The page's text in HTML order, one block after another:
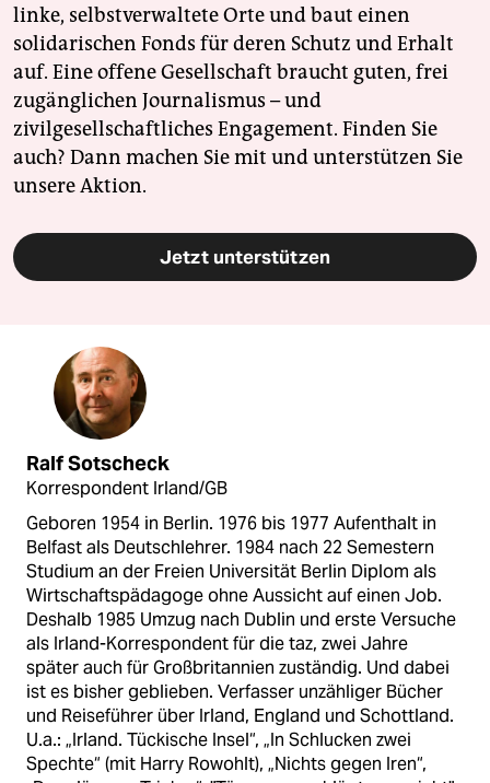
linke, selbstverwaltete Orte und baut einen
solidarischen Fonds für deren Schutz und Erhalt
auf. Eine offene Gesellschaft braucht guten, frei
zugänglichen Journalismus – und
zivilgesellschaftliches Engagement. Finden Sie
auch? Dann machen Sie mit und unterstützen Sie
unsere Aktion.
Jetzt unterstützen
Ralf Sotscheck
Korrespondent Irland/GB
Geboren 1954 in Berlin. 1976 bis 1977 Aufenthalt in
Belfast als Deutschlehrer. 1984 nach 22 Semestern
Studium an der Freien Universität Berlin Diplom als
Wirtschaftspädagoge ohne Aussicht auf einen Job.
Deshalb 1985 Umzug nach Dublin und erste Versuche
als Irland-Korrespondent für die taz, zwei Jahre
später auch für Großbritannien zuständig. Und dabei
ist es bisher geblieben. Verfasser unzähliger Bücher
und Reiseführer über Irland, England und Schottland.
U.a.: „Irland. Tückische Insel“, „In Schlucken zwei
Spechte“ (mit Harry Rowohlt), „Nichts gegen Iren“,